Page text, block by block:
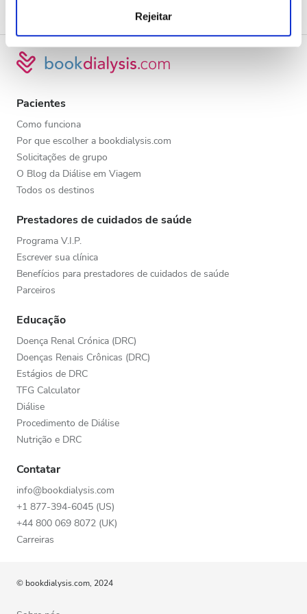
nossos parceiros de redes sociais, de publicidade e de
análise, que as podem combinar com outras informações
que lhes forneceu ou recolhidas por estes a partir da sua
utilização dos respetivos serviços.
Rejeitar
Pacientes
Como funciona
Por que escolher a bookdialysis.com
Solicitações de grupo
O Blog da Diálise em Viagem
Todos os destinos
Prestadores de cuidados de saúde
Programa V.I.P.
Escrever sua clínica
Benefícios para prestadores de cuidados de saúde
Parceiros
Educação
Doença Renal Crónica (DRC)
Doenças Renais Crônicas (DRC)
Estágios de DRC
TFG Calculator
Diálise
Procedimento de Diálise
Nutrição e DRC
Contatar
info@bookdialysis.com
+1 877-394-6045 (US)
+44 800 069 8072 (UK)
Carreiras
© bookdialysis.com, 2024